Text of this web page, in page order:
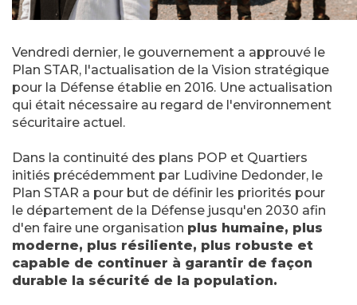
Vendredi dernier, le gouvernement a approuvé le
Plan STAR, l'actualisation de la Vision stratégique
pour la Défense établie en 2016. Une actualisation
qui était nécessaire au regard de l'environnement
sécuritaire actuel.
Dans la continuité des plans POP et Quartiers
initiés précédemment par Ludivine Dedonder, le
Plan STAR a pour but de définir les priorités pour
le département de la Défense jusqu'en 2030 afin
d'en faire une organisation plus humaine, plus
moderne, plus résiliente, plus robuste et
capable de continuer à garantir de façon
durable la sécurité de la population.